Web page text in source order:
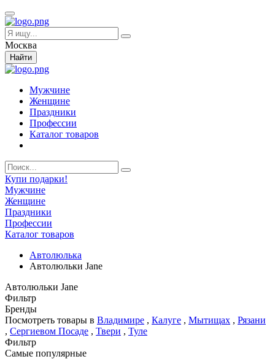
Москва
Найти
Мужчине
Женщине
Праздники
Профессии
Каталог товаров
Купи подарки!
Мужчине
Женщине
Праздники
Профессии
Каталог товаров
Автолюлька
Автолюльки Jane
Автолюльки Jane
Фильтр
Бренды
Посмотреть товары в Владимире , Калуге , Мытищах , Рязани
, Сергиевом Посаде , Твери , Туле
Фильтр
Самые популярные